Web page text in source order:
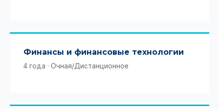
Финансы и финансовые технологии
4 года · Очная/Дистанционное